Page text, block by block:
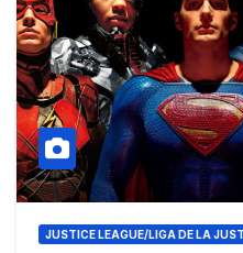
JUSTICE LEAGUE/LIGA DE LA